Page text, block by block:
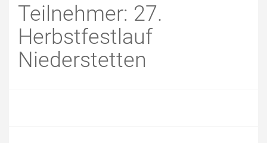
Teilnehmer: 27.
Herbstfestlauf
Niederstetten